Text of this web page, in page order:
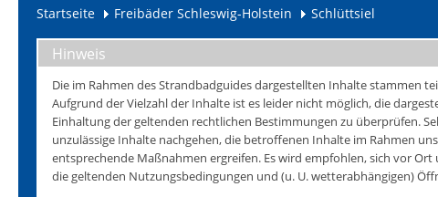
Startseite
Freibäder Schleswig-Holstein Schlüttsiel
Hinweis
Die im Rahmen des Strandbadguides dargestellten Inhalte stammen
Aufgrund der Vielzahl der Inhalte ist es leider nicht möglich, die
Einhaltung der geltenden rechtlichen Bestimmungen zu überprüfen.
unzulässige Inhalte nachgehen, die betroffenen Inhalte im Rahmen
entsprechende Maßnahmen ergreifen. Es wird empfohlen, sich vor
die geltenden Nutzungsbedingungen und (u. U. wetterabhängigen)